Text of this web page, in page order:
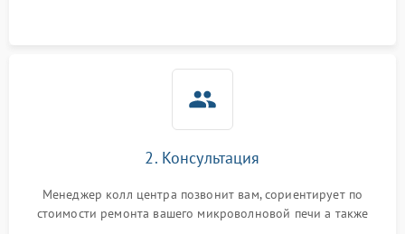
1000 ₽
2. Консультация
Менеджер колл центра позвонит вам, сориентирует по
стоимости ремонта вашего микроволновой печи а также